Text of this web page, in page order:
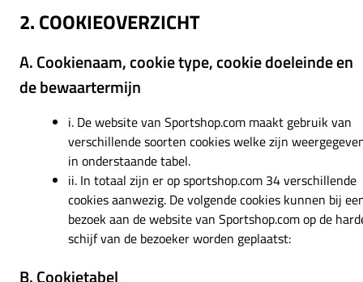
2. COOKIEOVERZICHT
A. Cookienaam, cookie type, cookie doeleinde en
de bewaartermijn
i. De website van Sportshop.com maakt gebruik van
verschillende soorten cookies welke zijn
in onderstaande tabel.
ii. In totaal zijn er op sportshop.com 34 verschillende
cookies aanwezig. De volgende cookies kunnen bij
bezoek aan de website van Sportshop.com op de
schijf van de bezoeker worden geplaatst:
B. Cookietabel